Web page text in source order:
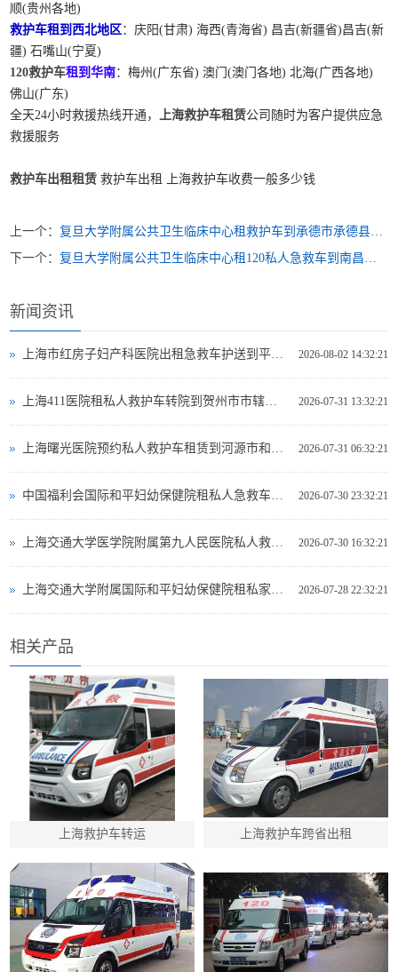
顺(贵州各地)
救护车租到西北地区：庆阳(甘肃) 海西(青海省) 昌吉(新疆省)昌吉(新
疆) 石嘴山(宁夏)
120救护车租到华南：梅州(广东省) 澳门(澳门各地) 北海(广西各地)
佛山(广东)
全天24小时救援热线开通，上海救护车租赁公司随时为客户提供应急
救援服务
救护车出租租赁 救护车出租 上海救护车收费一般多少钱
上一个：复旦大学附属公共卫生临床中心租救护车到承德市承德县哪里出租救护车
下一个：复旦大学附属公共卫生临床中心租120私人急救车到南昌市南昌县医院救护车叫一次多少钱 出租公司
新闻资讯
2026-08-02 14:32:21
上海市红房子妇产科医院出租急救车护送到平凉市灵台县专业救护车出租电话多少
2026-07-31 13:32:21
上海411医院租私人救护车转院到贺州市市辖区哪里可以救护车出租
2026-07-31 06:32:21
上海曙光医院预约私人救护车租赁到河源市和平县救护车出租电话哪里有
2026-07-30 23:32:21
中国福利会国际和平妇幼保健院租私人急救车到葫芦岛市救护车出租多少钱
2026-07-30 16:32:21
上海交通大学医学院附属第九人民医院私人救护车出租到那曲地区巴青县急救救护车出租费用多少
2026-07-28 22:32:21
上海交通大学附属国际和平妇幼保健院租私家救护车转院到宣城市郎溪县长途救护车出租有哪些公司
相关产品
上海救护车转运 上海救护车跨省出租